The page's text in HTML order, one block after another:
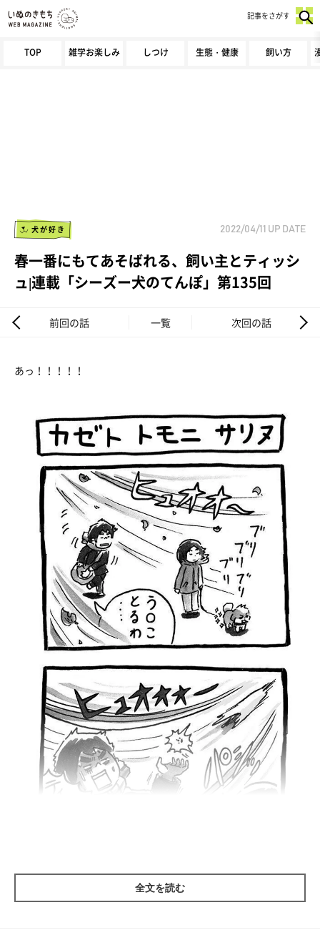
TOP 雑学お楽しみ しつけ 生態・健康 飼い方
記事をさがす
犬が好き 2022/04/11 UP DATE
春一番にもてあそばれる、飼い主とティッシ
ュ|連載「シーズー犬のてんぽ」第135回
前回の話 一覧 次回の話
あっ！！！！！
全文を読む